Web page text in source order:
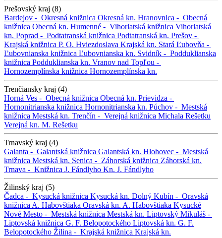
Prešovský kraj (8)
Bardejov - Okresná knižnica Okresná kn. Hranovnica - Obecná
knižnica Obecná kn. Humenné - Vihorlatská knižnica Vihorlatská
kn. Poprad - Podtatranská knižnica Podtatranská kn. Prešov -
Krajská knižnica P. O. Hviezdoslava Krajská kn. Stará Ľubovňa -
Ľubovnianska knižnica Ľubovnianska kn. Svidník - Podduklianska
knižnica Podduklianska kn. Vranov nad Topľou -
Hornozemplínska knižnica Hornozemplínska kn.
Trenčiansky kraj (4)
Horná Ves - Obecná knižnica Obecná kn. Prievidza -
Hornonitrianska knižnica Hornonitrianska kn. Púchov - Mestská
knižnica Mestská kn. Trenčín - Verejná knižnica Michala Rešetku
Verejná kn. M. Rešetku
Trnavský kraj (4)
Galanta - Galantská knižnica Galantská kn. Hlohovec - Mestská
knižnica Mestská kn. Senica - Záhorská knižnica Záhorská kn.
Trnava - Knižnica J. Fándlyho Kn. J. Fándlyho
Žilinský kraj (5)
Čadca - Kysucká knižnica Kysucká kn. Dolný Kubín - Oravská
knižnica A. Habovštiaka Oravská kn. A. Habovštiaka Kysucké
Nové Mesto - Mestská knižnica Mestská kn. Liptovský Mikuláš -
Liptovská knižnica G. F. Belopotockého Liptovská kn. G. F.
Belopotockého Žilina - Krajská knižnica Krajská kn.